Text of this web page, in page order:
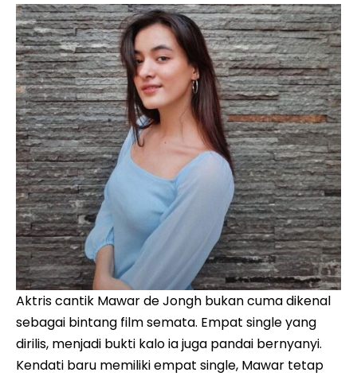
Aktris cantik Mawar de Jongh bukan cuma dikenal
sebagai bintang film semata. Empat single yang
dirilis, menjadi bukti kalo ia juga pandai bernyanyi.
Kendati baru memiliki empat single, Mawar tetap